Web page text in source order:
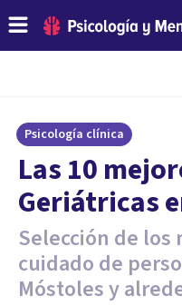
Psicología clínica
Las 10
Geriátricas
Selección de los
cuidado de
Móstoles y